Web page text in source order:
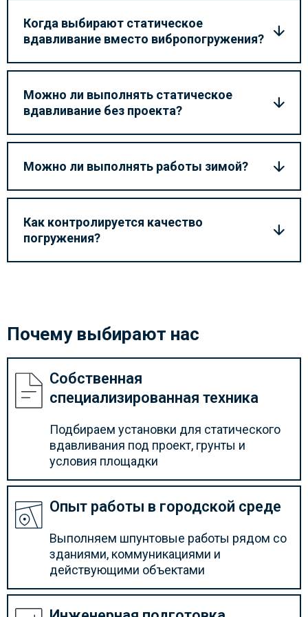
Когда выбирают статическое
вдавливание вместо вибропогружения?
Можно ли выполнять статическое
вдавливание без проекта?
Можно ли выполнять работы зимой?
Как контролируется качество
погружения?
Почему выбирают нас
Собственная
специализированная техника
Подбираем установки для статического
вдавливания под проект, грунты и
условия площадки
Опыт работы в городской среде
Выполняем шпунтовые работы рядом со
зданиями, коммуникациями и
действующими объектами